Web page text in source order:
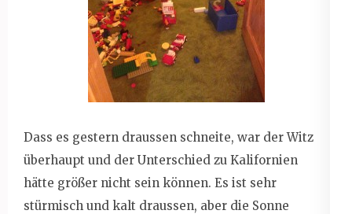
Dass es gestern draussen schneite, war der Witz
überhaupt und der Unterschied zu Kalifornien
hätte größer nicht sein können. Es ist sehr
stürmisch und kalt draussen, aber die Sonne